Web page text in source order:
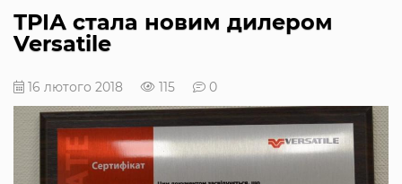
ТРІА стала новим дилером
Versatile
16 лютого 2018 115 0